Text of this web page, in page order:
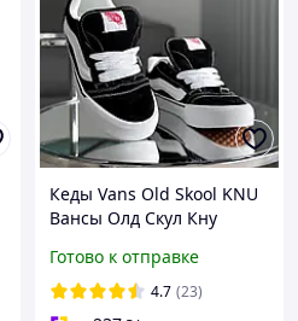
Кеды Vans Old Skool KNU
Вансы Олд Скул Кну
белые замша демисезон
дутые
Готово к отправке
4.7 (23)